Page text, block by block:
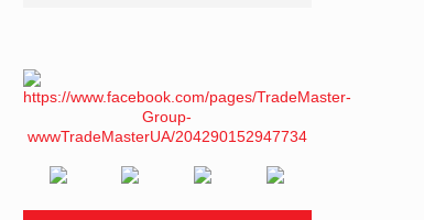
не очікують побачити на
платформі